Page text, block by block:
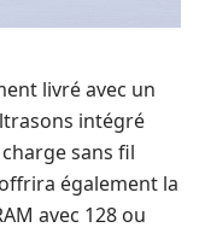
livré avec un
intégré
sans fil
également la
avec 128 ou